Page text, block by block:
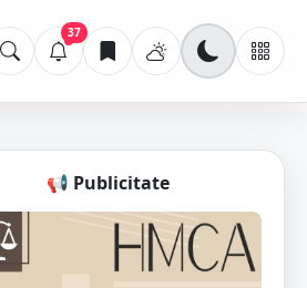
37
📢 Publicitate